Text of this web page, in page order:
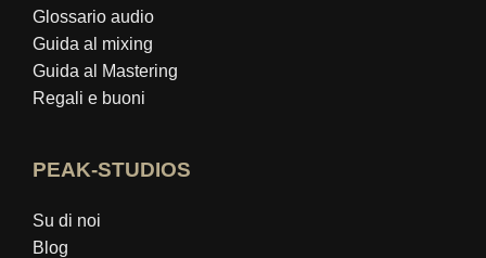
Glossario audio
Guida al mixing
Guida al Mastering
Regali e buoni
PEAK-STUDIOS
Su di noi
Blog